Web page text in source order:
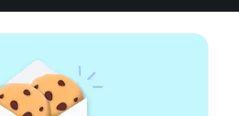
le Bridge
|Mentions légales